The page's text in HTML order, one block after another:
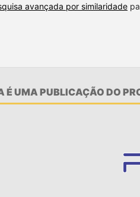
avançada por similaridade
É UMA PUBLICAÇÃO DO